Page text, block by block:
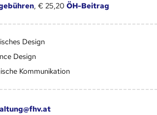
, € 25,20 ÖH-Beitrag
Design
Design
Kommunikation